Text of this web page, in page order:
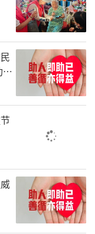
记在了心底。
礼物，守候在
接放学的小小